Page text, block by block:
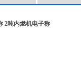
2吨内燃机电子称